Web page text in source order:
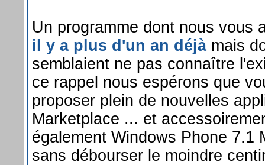
Un programme dont nous vous
il y a plus d'un an déjà mais
semblaient ne pas connaître
ce rappel nous espérons que
proposer plein de nouvelles
Marketplace ... et
également Windows Phone 7.1
sans débourser le moindre